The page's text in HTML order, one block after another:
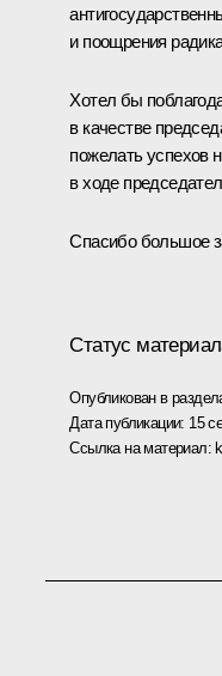
и поощрения
Хотел бы
в качестве
пожелать успехов
в ходе
Спасибо большое
Статус
Опубликован в
Дата публикации: 15
Ссылка на материал: